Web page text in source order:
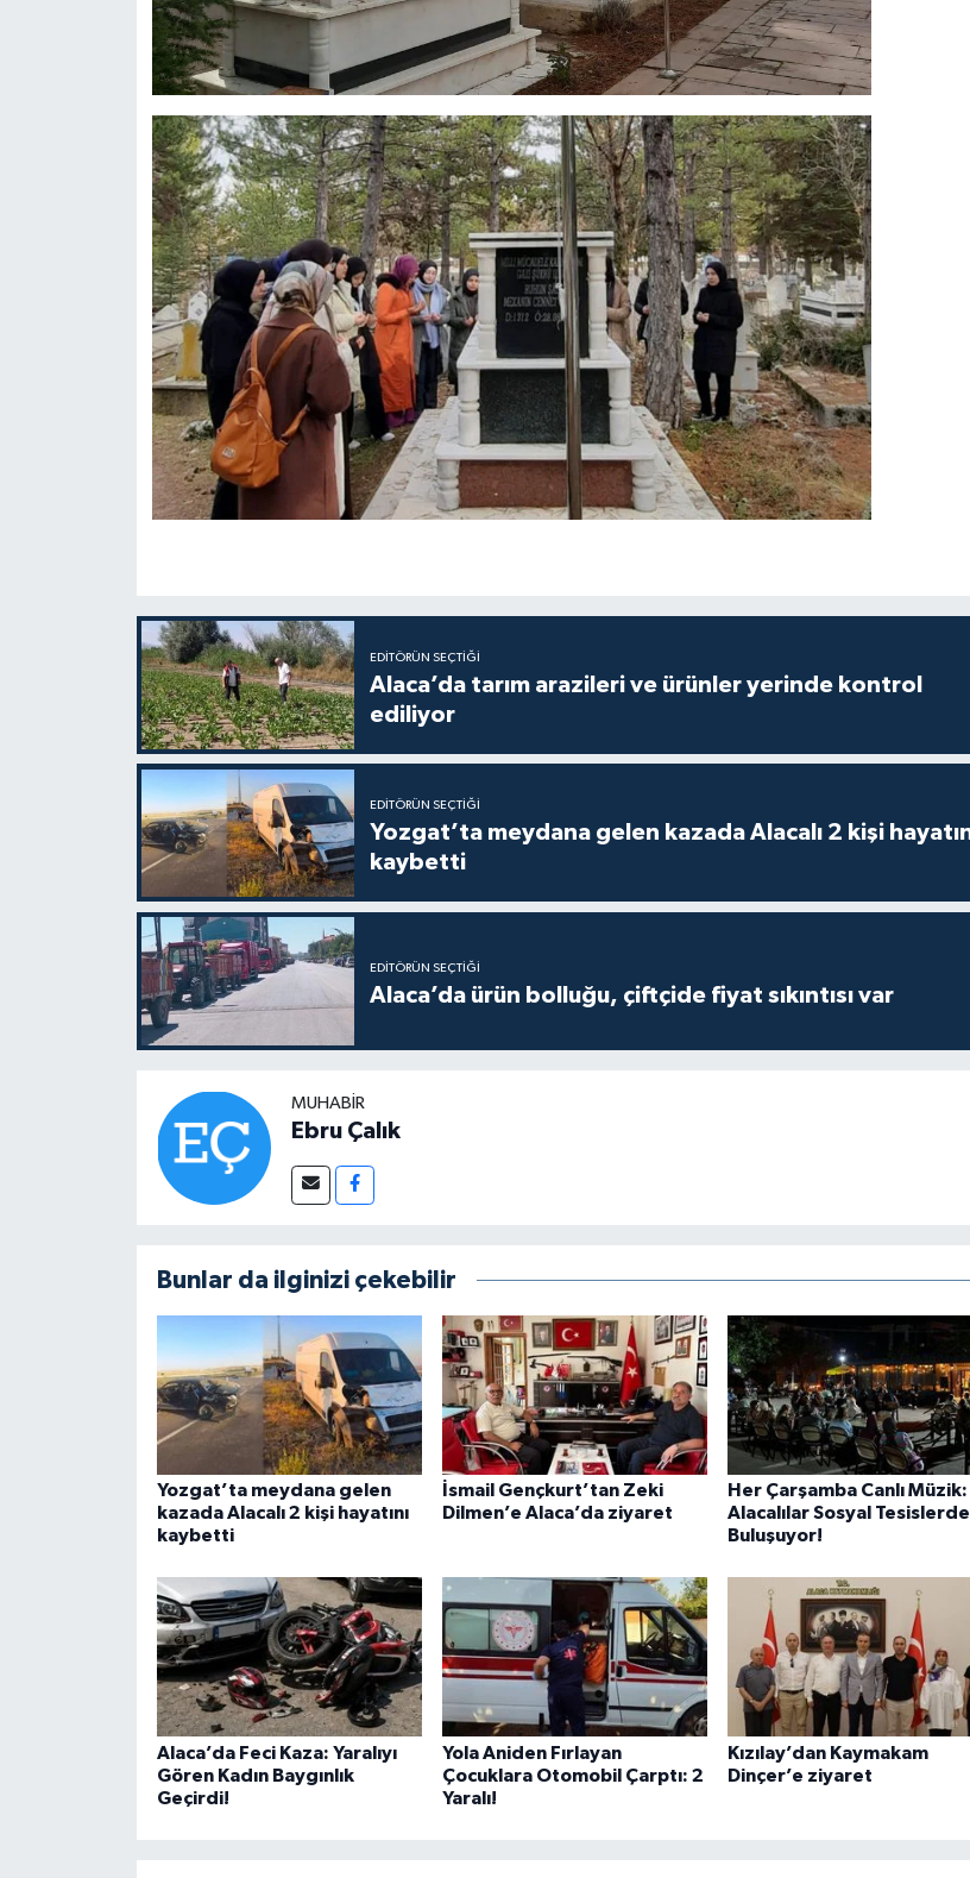
EDITÖRÜN SEÇTIĞI
Alaca’da tarım arazileri ve ürünler yerinde kontrol
ediliyor
EDITÖRÜN SEÇTIĞI
Yozgat’ta meydana gelen kazada Alacalı 2 kişi hayatını
kaybetti
EDITÖRÜN SEÇTIĞI
Alaca’da ürün bolluğu, çiftçide fiyat sıkıntısı var
MUHABIR
Ebru Çalık
Bunlar da ilginizi çekebilir
Yozgat’ta meydana gelen
kazada Alacalı 2 kişi hayatını
kaybetti
İsmail Gençkurt’tan Zeki
Dilmen’e Alaca’da ziyaret
Her Çarşamba Canlı Müzik:
Alacalılar Sosyal Tesislerde
Buluşuyor!
Alaca’da Feci Kaza: Yaralıyı
Gören Kadın Baygınlık
Geçirdi!
Yola Aniden Fırlayan
Çocuklara Otomobil Çarptı: 2
Yaralı!
Kızılay’dan Kaymakam
Dinçer’e ziyaret